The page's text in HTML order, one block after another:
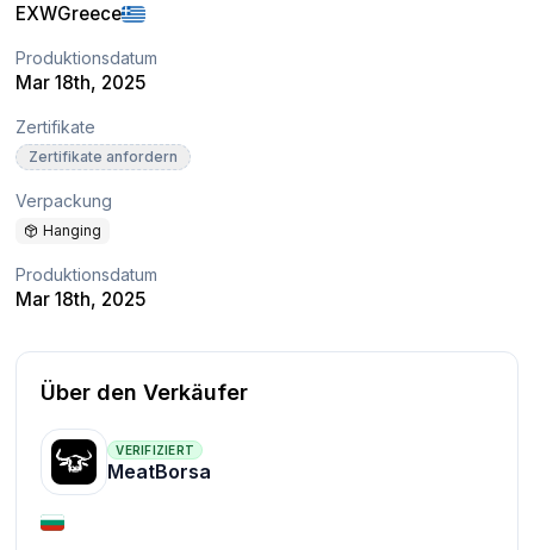
EXWGreece
Produktionsdatum
Mar 18th, 2025
Zertifikate
Zertifikate anfordern
Verpackung
Hanging
Produktionsdatum
Mar 18th, 2025
Über den Verkäufer
VERIFIZIERT
MeatBorsa